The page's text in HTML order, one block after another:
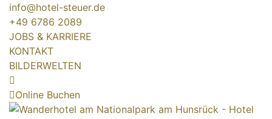
info@hotel-steuer.de
+49 6786 2089
JOBS & KARRIERE
KONTAKT
BILDERWELTEN
Online Buchen